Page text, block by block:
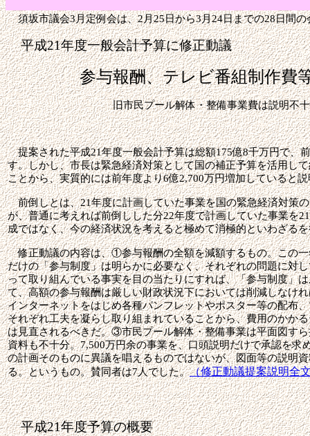
須坂市議会3月定例会は、2月25日から3月24日までの28日間の
平成21年度一般会計予算に修正動議
参与報酬、テレビ番組制作費
旧市民プール解体・整備事業費は説明不
提案された平成21年度一般会計予算は総額175億8千万円で、
す。しかし、市長は緊急経済対策として国の補正予算を活用し
ことから、実質的には前年度より6億2,700万円増加していると
前倒しとは、21年度に計画していた事業を国の緊急経済対策
が、普通に考えれば前倒しした分22年度で計画していた事業を21
成ではなく、今の経済状況を考えると極めて消極的といわざる
修正動議の内容は、①参与報酬の全額を減額するもの。この
だけの「参与制度」は明らかに必要なく、それぞれの問題に対
って取り組んでいる事実を目の当たりにすれば、「参与制度」
て、高額の参与報酬は厳しい財政状況下においては削減しなけ
インターネットをはじめ各種パンフレットやポスター等の配布
それぞれ工夫を凝らし取り組まれていることから、費用のかか
は見直されるべきだ。③市民プール解体・整備事業は平面図す
資料も不十分。7,500万円余の事業を、口頭説明だけで承認を求
の計画そのものに異議を唱えるものではないが、図面等の説明
る。というもの。賛同者は7人でした。（修正動議提案説明全
平成21年度予算